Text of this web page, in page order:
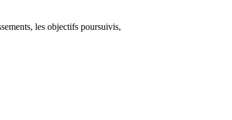
les objectifs poursuivis,